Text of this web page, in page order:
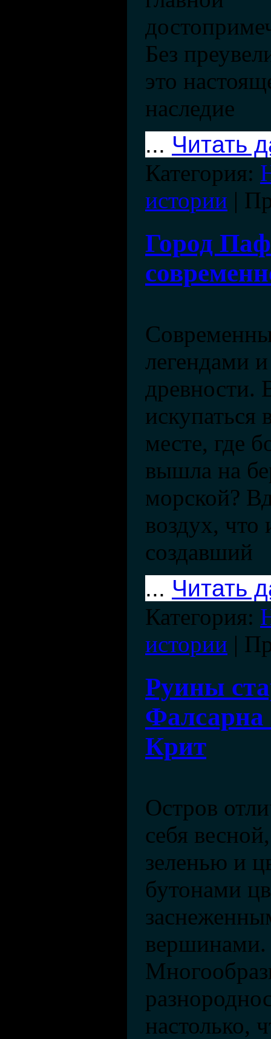
Без
это
наследие
... Читать
Категория:
истории |
Город
легендами
древности.
искупаться
месте, где
вышла на
морской?
воздух,
создавший
... Читать
Категория:
истории |
Руины
Фалсарна
Крит
Остров
себя
зеленью и
бутонами
вершинами.
настолько,